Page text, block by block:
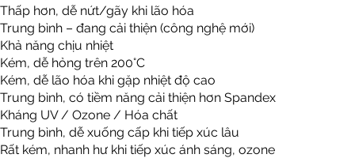
Thấp hơn, dễ nứt/gãy khi lão hóa
Trung bình – đang cải thiện (công nghệ mới)
Khả năng chịu nhiệt
Kém, dễ hỏng trên 200°C
Kém, dễ lão hóa khi gặp nhiệt độ cao
Trung bình, có tiềm năng cải thiện hơn Spandex
Kháng UV / Ozone / Hóa chất
Trung bình, dễ xuống cấp khi tiếp xúc lâu
Rất kém, nhanh hư khi tiếp xúc ánh sáng, ozone